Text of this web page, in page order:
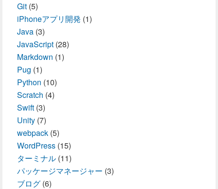
Git (5)
iPhoneアプリ開発 (1)
Java (3)
JavaScript (28)
Markdown (1)
Pug (1)
Python (10)
Scratch (4)
Swift (3)
Unity (7)
webpack (5)
WordPress (15)
ターミナル (11)
パッケージマネージャー (3)
ブログ (6)